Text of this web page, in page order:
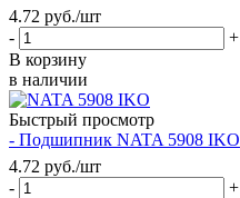
4.72 руб./шт
-
+
В корзину
в наличии
Быстрый просмотр
- Подшипник NATA 5908 IKO
4.72 руб./шт
-
+